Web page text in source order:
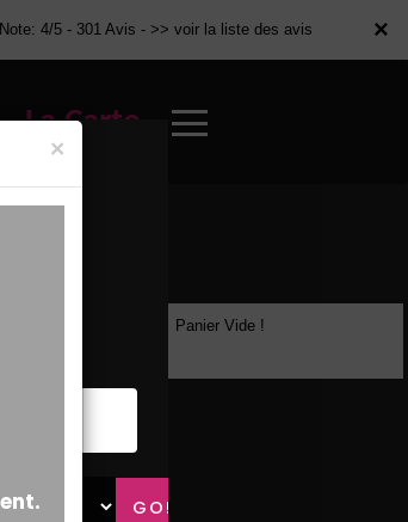
×
Note: 4/5 - 301 Avis - >> voir la liste des avis
La Carte
×
Panier Vide !
×